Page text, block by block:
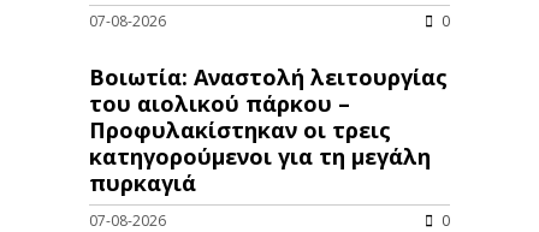
07-08-2026 0
Βοιωτία: Αναστολή λειτουργίας
του αιολικού πάρκου –
Προφυλακίστηκαν οι τρεις
κατηγορούμενοι για τη μεγάλη
πυρκαγιά
07-08-2026 0